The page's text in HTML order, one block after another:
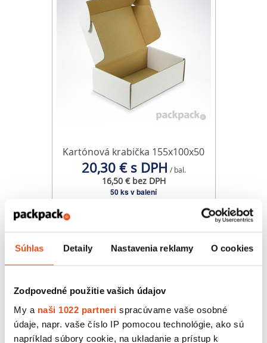
Súhlas Detaily Nastavenia reklamy O cookies
Zodpovedné použitie vašich údajov
My a naši 1022 partneri spracúvame vaše osobné
údaje, napr. vaše číslo IP pomocou technológie, ako sú
napríklad súbory cookie, na ukladanie a prístup k
Kartónová krabička 155x100x50
20,30 € s DPH / bal.
16,50 € bez DPH
50 ks v balení